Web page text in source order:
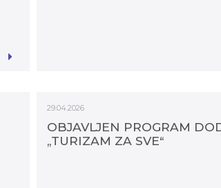
29.04.2026
OBJAVLJEN PROGRAM
„TURIZAM ZA SVE“